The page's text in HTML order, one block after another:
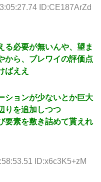
ID:CE187ArZd
る必要が無いんや、望ま
から、ブレワイの評価点
ばええ
ションが少ないとか巨大
りを追加しつつ
要素を敷き詰めて貰えれ
ID:x6c3K5+zM